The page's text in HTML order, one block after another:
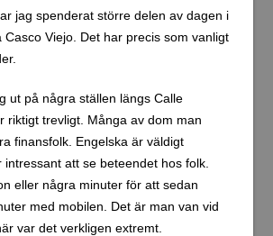
jag spenderat större delen av dagen i
Casco Viejo. Det har precis som vanligt
ut på några ställen längs Calle
riktigt trevligt. Många av dom man
finansfolk. Engelska är väldigt
att se beteendet hos folk.
eller några minuter för att sedan
med mobilen. Det är man van vid
var det verkligen extremt.